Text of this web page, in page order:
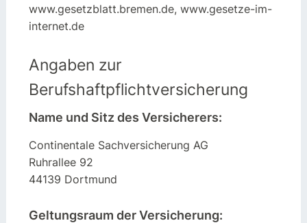
www.gesetzblatt.bremen.de, www.gesetze-im-
internet.de
Angaben zur
Berufshaftpflichtversicherung
Name und Sitz des Versicherers:
Continentale Sachversicherung AG
Ruhrallee 92
44139 Dortmund
Geltungsraum der Versicherung: